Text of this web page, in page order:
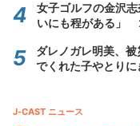
女子ゴルフの金沢
いにも程がある」
ダレノガレ明美、
でくれた子やとりに
J-CAST ニュース